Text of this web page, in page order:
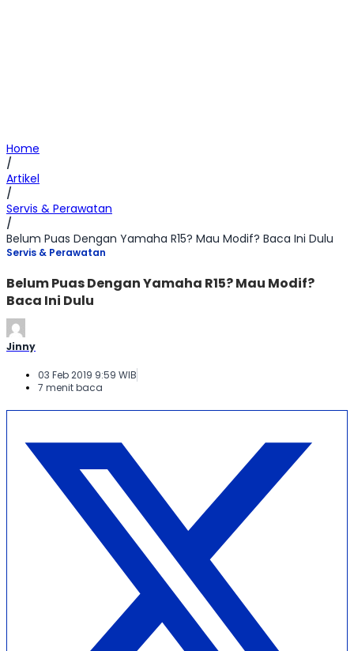
Home
/
Artikel
/
Servis & Perawatan
/
Belum Puas Dengan Yamaha R15? Mau Modif? Baca Ini Dulu
Servis & Perawatan
Belum Puas Dengan Yamaha R15? Mau Modif?
Baca Ini Dulu
Jinny
03 Feb 2019 9:59 WIB
7 menit baca